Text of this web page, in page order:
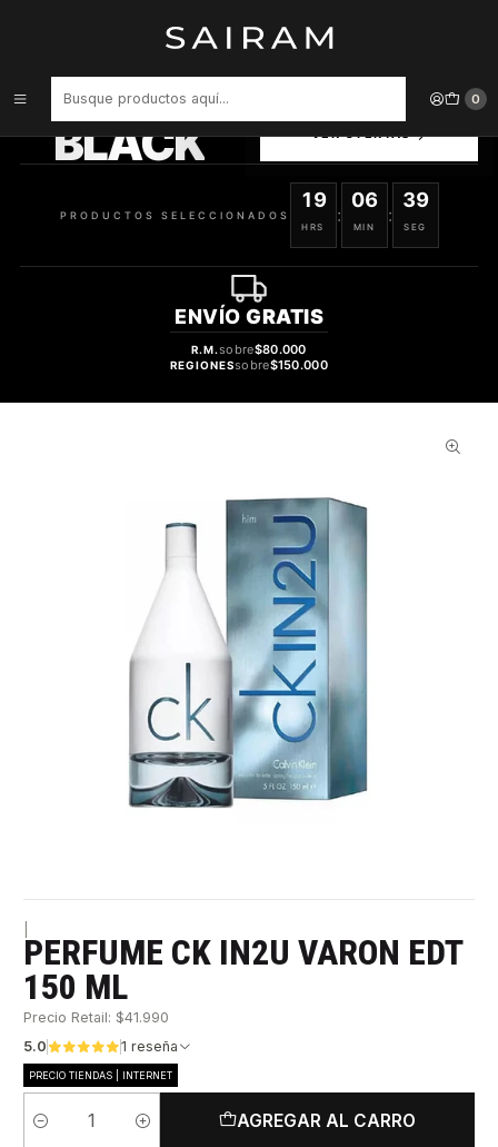
0
PERFUME CK IN2U VARON EDT 150 ML
BLACK
SELECCIONADOS
PRODUCTOS SELECCIONADOS
19
HRS
:
06
MIN
:
38
SEG
ENVÍO GRATIS
R.M.sobre$80.000
REGIONESsobre$150.000
PERFUME CK IN2U VARON EDT
150 ML
Precio Retail: $41.990
5.0
1 reseña
PRECIO TIENDAS | INTERNET
Cantidad
AGREGAR AL CARRO